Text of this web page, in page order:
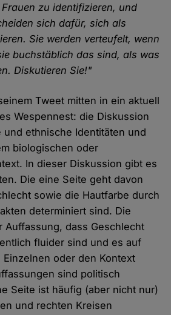
zu identifizieren, und
sich dafür, sich als
Sie werden verteufelt, wenn
buchstäblich das sind, als was
Diskutieren Sie!"
Tweet mitten in ein aktuell
Wespennest: die Diskussion
und ethnische Identitäten und
biologischen oder
In dieser Diskussion gibt es
Die eine Seite geht davon
sowie die Hautfarbe durch
determiniert sind. Die
Auffassung, dass Geschlecht
fluider sind und es auf
oder den Kontext
sind politisch
Seite ist häufig (aber nicht nur)
und rechten Kreisen